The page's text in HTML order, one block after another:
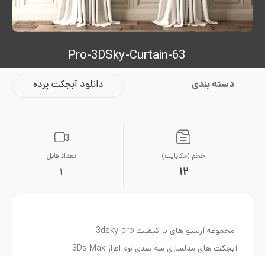
Pro-3DSky-Curtain-63
دسته بندی دانلود آبجکت پرده
حجم (مگابایت)
12
تعداد فایل
1
– مجموعه آرشیو های با کیفیت 3dsky pro
-آبجکت های مدلسازی سه بعدی نرم افزار 3Ds Max